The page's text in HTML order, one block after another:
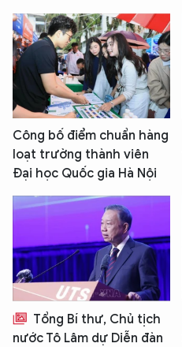
Công bố điểm chuẩn hàng
loạt trường thành viên
Đại học Quốc gia Hà Nội
Tổng Bí thư, Chủ tịch
nước Tô Lâm dự Diễn đàn